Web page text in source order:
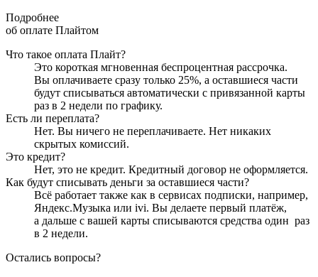
Подробнее
об оплате Плайтом
Что такое оплата Плайт?
Это короткая мгновенная беспроцентная рассрочка.
Вы оплачиваете сразу только 25%, а оставшиеся части
будут списываться автоматически с привязанной карты
раз в 2 недели по графику.
Есть ли переплата?
Нет. Вы ничего не переплачиваете. Нет никаких
скрытых комиссий.
Это кредит?
Нет, это не кредит. Кредитный договор не оформляется.
Как будут списывать деньги за оставшиеся части?
Всё работает также как в сервисах подписки, например,
Яндекс.Музыка или ivi. Вы делаете первый платёж,
а дальше с вашей карты списываются средства один раз
в 2 недели.
Остались вопросы?